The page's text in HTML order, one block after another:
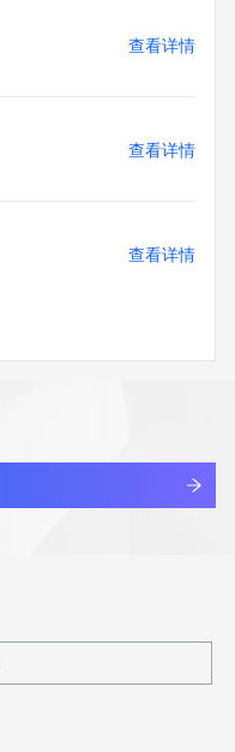
查看详情
查看详情
查看详情
查看详情